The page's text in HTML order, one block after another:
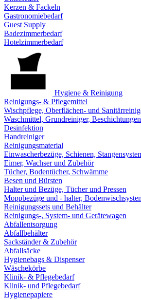
Kerzen & Fackeln
Gastronomiebedarf
Guest Supply
Badezimmerbedarf
Hotelzimmerbedarf
Hygiene & Reinigung
Reinigungs- & Pflegemittel
Wischpflege, Oberflächen- und
Waschmittel, Grundreiniger, Beschichtungen
Desinfektion
Handreiniger
Reinigungsmaterial
Einwascherbezüge, Schienen,
Eimer, Wachser und Zubehör
Tücher, Bodentücher, Schwämme
Besen und Bürsten
Halter und Bezüge, Tücher und Pressen
Moppbezüge und - halter,
Reinigungssets und Behälter
Reinigungs-, System- und Gerätewagen
Abfallentsorgung
Abfallbehälter
Sackständer & Zubehör
Abfallsäcke
Hygienebags & Dispenser
Wäschekörbe
Klinik- & Pflegebedarf
Klinik- und Pflegebedarf
Hygienepapiere